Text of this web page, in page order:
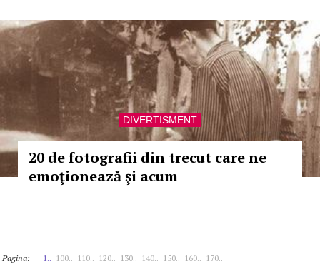
DIVERTISMENT
20 de fotografii din trecut care ne
emoţionează şi acum
Pagina: 1.. 100.. 110.. 120.. 130.. 140.. 150.. 160.. 170..